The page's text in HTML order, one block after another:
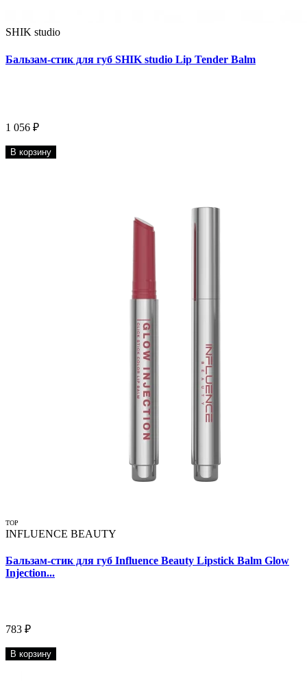
SHIK studio
Бальзам-стик для губ SHIK studio Lip Tender Balm
1 056 ₽
В корзину
TOP
INFLUENCE BEAUTY
Бальзам-стик для губ Influence Beauty Lipstick Balm Glow
Injection...
783 ₽
В корзину